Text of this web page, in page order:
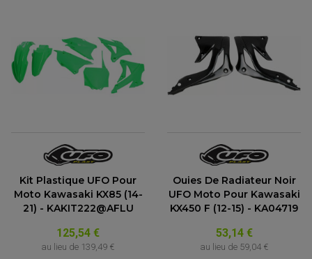
Kit Plastique UFO Pour
Moto Kawasaki KX85 (14-
21) - KAKIT222@AFLU
125,54 €
au lieu de 139,49 €
Ouies De Radiateur Noir
UFO Moto Pour Kawasaki
KX450 F (12-15) - KA04719
53,14 €
au lieu de 59,04 €